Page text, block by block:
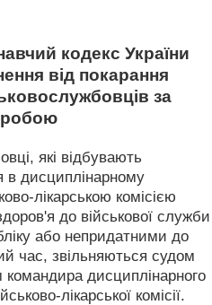
кодекс України
від покарання
за
які відбувають
в дисциплінарному
лікарською комісією
до військової служби
або непридатними до
час, звільняються судом
командира дисциплінарного
лікарської комісії.